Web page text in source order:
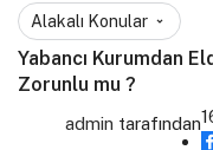
Alakalı Konular
Yabancı Kurumdan
Zorunlu mu ?
admin tarafından